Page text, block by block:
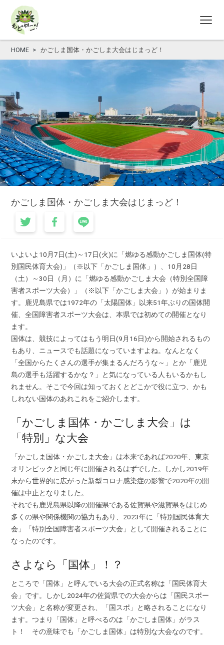
HOME かごしま国体・かごしま大会はじまっど！
かごしま国体・かごしま大会はじまっど！
いよいよ10月7日(土)～17日(火)に「燃ゆる感動かごしま国体(特
別国民体育大会)」（※以下「かごしま国体」）、10月28日
（土）～30日（月）に「燃ゆる感動かごしま大会（特別全国障
害者スポーツ大会）」（※以下「かごしま大会」）が始まりま
す。鹿児島県では1972年の「太陽国体」以来51年ぶりの国体開
催、全国障害者スポーツ大会は、本県では初めての開催となり
ます。
国体は、競技によってはもう明日(9月16日)から開始されるもの
もあり、ニュースでも話題になっていますよね。なんとなく
「全国からたくさんの選手が集まるんだろうな～」とか「鹿児
島の選手も活躍するかな？」と気になっている人もいるかもし
れません。そこで今回は知っておくとどこかで役に立つ、かも
しれない国体のあれこれをご紹介します。
「かごしま国体・かごしま大会」は
「特別」な大会
「かごしま国体・かごしま大会」は本来であれば2020年、東京
オリンピックと同じ年に開催されるはずでした。しかし2019年
末から世界的に広がった新型コロナ感染症の影響で2020年の開
催は中止となりました。
それでも鹿児島県以降の開催県である佐賀県や滋賀県をはじめ
多くの県や関係機関の協力もあり、2023年に「特別国民体育大
会」「特別全国障害者スポーツ大会」として開催されることに
なったのです。
さよなら「国体」！？
ところで「国体」と呼んでいる大会の正式名称は「国民体育大
会」です。しかし2024年の佐賀県での大会からは「国民スポー
ツ大会」と名称が変更され、「国スポ」と略されることになり
ます。つまり「国体」と呼べるのは「かごしま国体」がラス
ト！ その意味でも「かごしま国体」は特別な大会なのです。